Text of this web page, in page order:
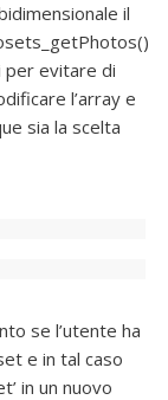
il
per evitare di
l’array e
sia la scelta
se l’utente ha
e in tal caso
in un nuovo